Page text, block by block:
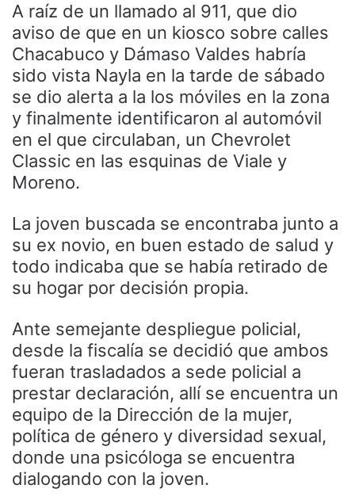
A raíz de un llamado al 911, que dio
aviso de que en un kiosco sobre calles
Chacabuco y Dámaso Valdes habría
sido vista Nayla en la tarde de sábado
se dio alerta a la los móviles en la zona
y finalmente identificaron al automóvil
en el que circulaban, un Chevrolet
Classic en las esquinas de Viale y
Moreno.
La joven buscada se encontraba junto a
su ex novio, en buen estado de salud y
todo indicaba que se había retirado de
su hogar por decisión propia.
Ante semejante despliegue policial,
desde la fiscalía se decidió que ambos
fueran trasladados a sede policial a
prestar declaración, allí se encuentra un
equipo de la Dirección de la mujer,
política de género y diversidad sexual,
donde una psicóloga se encuentra
dialogando con la joven.